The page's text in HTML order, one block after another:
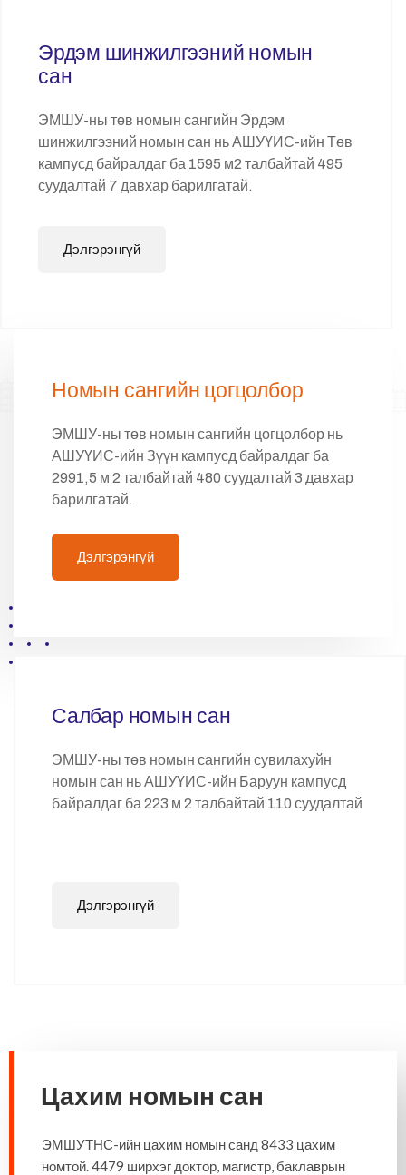
Эрдэм шинжилгээний номын
сан
ЭМШУ-ны төв номын сангийн Эрдэм
шинжилгээний номын сан нь АШУҮИС-ийн Төв
кампусд байралдаг ба 1595 м2 талбайтай 495
суудалтай 7 давхар барилгатай.
Дэлгэрэнгүй
Номын сангийн цогцолбор
ЭМШУ-ны төв номын сангийн цогцолбор нь
АШУҮИС-ийн Зүүн кампусд байралдаг ба
2991,5 м 2 талбайтай 480 суудалтай 3 давхар
барилгатай.
Дэлгэрэнгүй
Салбар номын сан
ЭМШУ-ны төв номын сангийн сувилахуйн
номын сан нь АШУҮИС-ийн Баруун кампусд
байралдаг ба 223 м 2 талбайтай 110 суудалтай
Дэлгэрэнгүй
Цахим номын сан
ЭМШУТНС-ийн цахим номын санд 8433 цахим
номтой. 4479 ширхэг доктор, магистр, баклаврын